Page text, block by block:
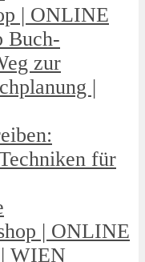
| ONLINE
Buch-
zur
|
für
| ONLINE
WIEN